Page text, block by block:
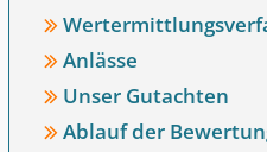
Anlässe
Unser Gutachten
Ablauf der